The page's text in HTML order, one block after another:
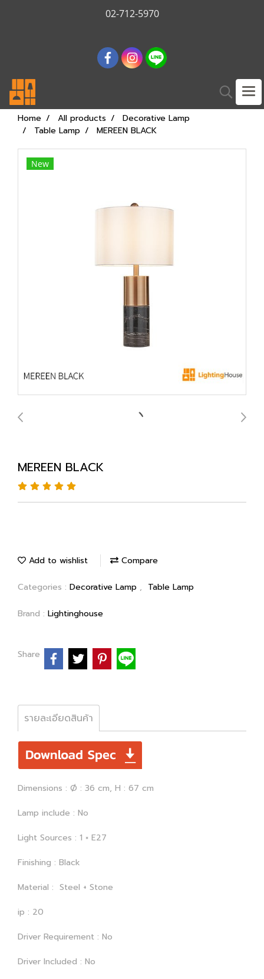
02-712-5970
Home All products
Decorative Lamp
Table Lamp
MEREEN BLACK
New
MEREEN BLACK
Add to wishlist Compare
Categories : Decorative Lamp , Table Lamp
Brand : Lightinghouse
Share
รายละเอียดสินค้า
Dimensions : Ø : 36 cm, H : 67 cm
Lamp include : No
Light Sources : 1 × E27
Finishing : Black
Material : Steel + Stone
ip : 20
Driver Requirement : No
Driver Included : No